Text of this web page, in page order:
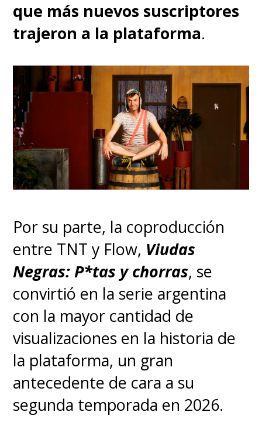
que más nuevos suscriptores
trajeron a la plataforma.
Por su parte, la coproducción
entre TNT y Flow, Viudas
Negras: P*tas y chorras, se
convirtió en la serie argentina
con la mayor cantidad de
visualizaciones en la historia de
la plataforma, un gran
antecedente de cara a su
segunda temporada en 2026.